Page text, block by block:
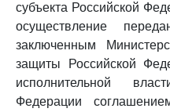
субъекта Российской
осуществление
заключенным
защиты Российской
исполнительной
Федерации